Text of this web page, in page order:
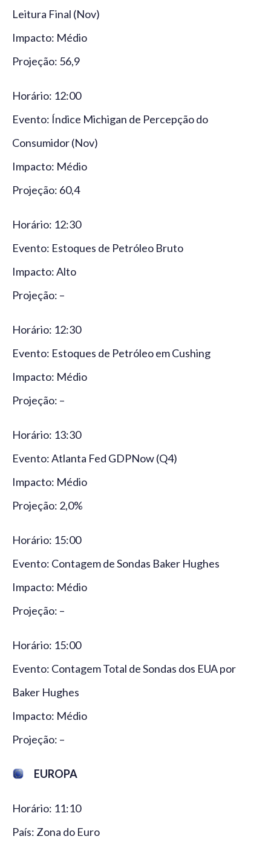
Leitura Final (Nov)
Impacto: Médio
Projeção: 56,9
Horário: 12:00
Evento: Índice Michigan de Percepção do
Consumidor (Nov)
Impacto: Médio
Projeção: 60,4
Horário: 12:30
Evento: Estoques de Petróleo Bruto
Impacto: Alto
Projeção: –
Horário: 12:30
Evento: Estoques de Petróleo em Cushing
Impacto: Médio
Projeção: –
Horário: 13:30
Evento: Atlanta Fed GDPNow (Q4)
Impacto: Médio
Projeção: 2,0%
Horário: 15:00
Evento: Contagem de Sondas Baker Hughes
Impacto: Médio
Projeção: –
Horário: 15:00
Evento: Contagem Total de Sondas dos EUA por
Baker Hughes
Impacto: Médio
Projeção: –
EUROPA
Horário: 11:10
País: Zona do Euro